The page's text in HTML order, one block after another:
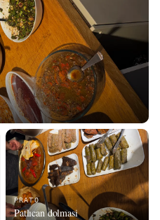
PRATO
Patlıcan dolmasi